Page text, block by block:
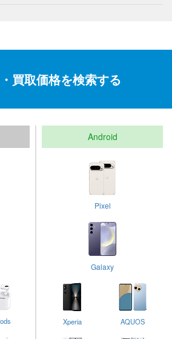
買取価格を検索する
Android
Pixel
Galaxy
Xperia AQUOS